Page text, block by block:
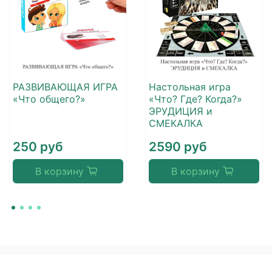
РАЗВИВАЮЩАЯ ИГРА
«Что общего?»
250 руб
В корзину
Настольная игра
«Что? Где? Когда?»
ЭРУДИЦИЯ и
СМЕКАЛКА
2590 руб
В корзину